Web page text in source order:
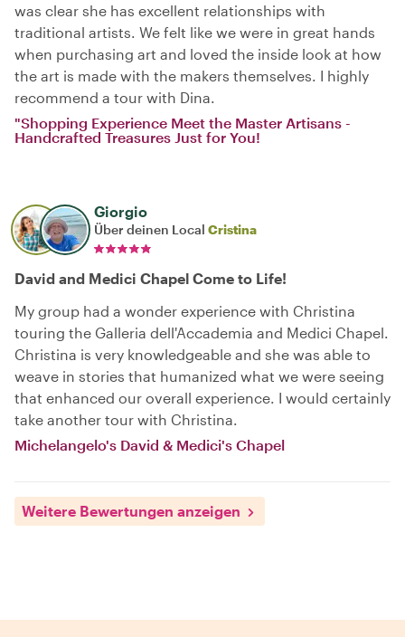
was clear she has excellent relationships with
traditional artists. We felt like we were in great hands
when purchasing art and loved the inside look at how
the art is made with the makers themselves. I highly
recommend a tour with Dina.
"Shopping Experience Meet the Master Artisans -
Handcrafted Treasures Just for You!
Giorgio
Über deinen Local Cristina
David and Medici Chapel Come to Life!
My group had a wonder experience with Christina
touring the Galleria dell'Accademia and Medici Chapel.
Christina is very knowledgeable and she was able to
weave in stories that humanized what we were seeing
that enhanced our overall experience. I would certainly
take another tour with Christina.
Michelangelo's David & Medici's Chapel
Weitere Bewertungen anzeigen